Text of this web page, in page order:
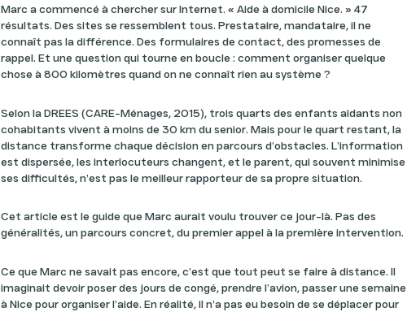
Marc a commencé à chercher sur Internet. « Aide à domicile Nice. » 47
résultats. Des sites se ressemblent tous. Prestataire, mandataire, il ne
connaît pas la différence. Des formulaires de contact, des promesses de
rappel. Et une question qui tourne en boucle : comment organiser quelque
chose à 800 kilomètres quand on ne connaît rien au système ?
Selon la DREES (CARE-Ménages, 2015), trois quarts des enfants aidants non
cohabitants vivent à moins de 30 km du senior. Mais pour le quart restant, la
distance transforme chaque décision en parcours d’obstacles. L’information
est dispersée, les interlocuteurs changent, et le parent, qui souvent minimise
ses difficultés, n’est pas le meilleur rapporteur de sa propre situation.
Cet article est le guide que Marc aurait voulu trouver ce jour-là. Pas des
généralités, un parcours concret, du premier appel à la première intervention.
Ce que Marc ne savait pas encore, c’est que tout peut se faire à distance. Il
imaginait devoir poser des jours de congé, prendre l’avion, passer une semaine
à Nice pour organiser l’aide. En réalité, il n’a pas eu besoin de se déplacer pour